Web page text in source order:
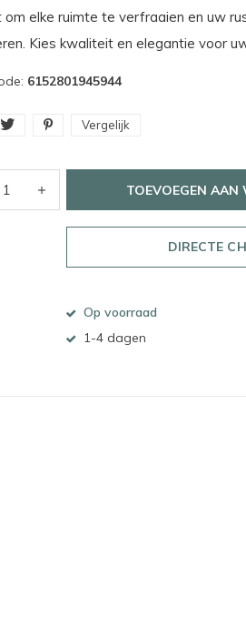
elke ruimte te verfraaien en uw
Kies kwaliteit en elegantie voor
6152801945944
Vergelijk
TOEVOEGEN AAN
DIRECTE
Op voorraad
1-4 dagen